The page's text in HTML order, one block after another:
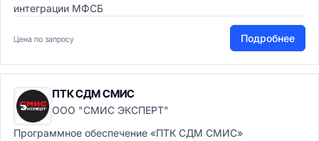
интеграции МФСБ
Цена по запросу Подробнее
ПТК СДМ СМИС
ООО "СМИС ЭКСПЕРТ"
Программное обеспечение «ПТК СДМ СМИС»